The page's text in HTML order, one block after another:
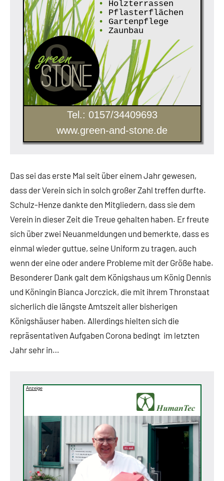
•
Holzterrassen
•
Pflasterflächen
•
Gartenpflege
•
Zaunbau
Tel.: 0157/34409693
www.green-and-stone.de
Das sei das erste Mal seit über einem Jahr gewesen,
dass der Verein sich in solch großer Zahl treffen durfte.
Schulz-Henze dankte den Mitgliedern, dass sie dem
Verein in dieser Zeit die Treue gehalten haben. Er freute
sich über zwei Neuanmeldungen und bemerkte, dass es
einmal wieder guttue, seine Uniform zu tragen, auch
wenn der eine oder andere Probleme mit der Größe habe.
Besonderer Dank galt dem Königshaus um König Dennis
und Köningin Bianca Jorczick, die mit ihrem Thronstaat
sicherlich die längste Amtszeit aller bisherigen
Königshäuser haben. Allerdings hielten sich die
repräsentativen Aufgaben Corona bedingt im letzten
Jahr sehr in…
Anzeige